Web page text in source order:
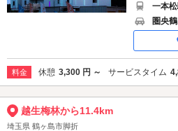
一本
圏央
料金 休憩 3,300 円 ～ サービスタイム
越生梅林から11.4km
埼玉県 鶴ヶ島市脚折